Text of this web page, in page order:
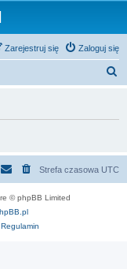
Zaloguj się
Zarejestruj się
Strefa czasowa UTC
© phpBB Limited
Regulamin